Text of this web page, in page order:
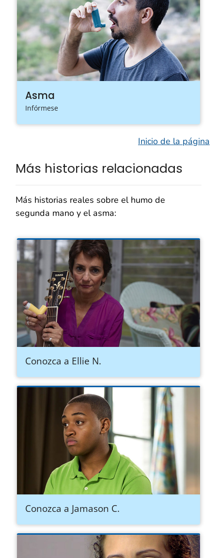
Asma
Infórmese
Inicio de la página
Más historias relacionadas
Más historias reales sobre el humo de
segunda mano y el asma:
Conozca a Ellie N.
Conozca a Jamason C.